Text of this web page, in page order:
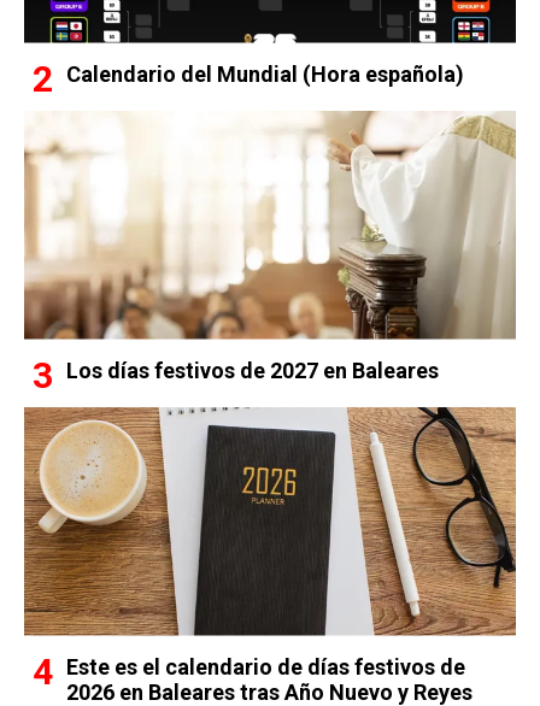
Calendario del Mundial (Hora española)
Los días festivos de 2027 en Baleares
Este es el calendario de días festivos de
2026 en Baleares tras Año Nuevo y Reyes